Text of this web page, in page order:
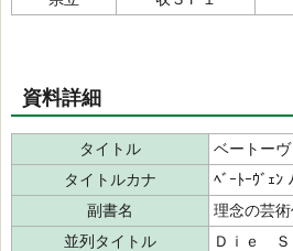
資料詳細
タイトル
ベートー
タイトルカナ
ﾍﾞｰﾄｰｳﾞｪﾝ
副書名
理念の芸
並列タイトル
Ｄｉｅ Ｓ